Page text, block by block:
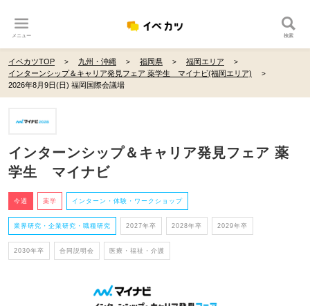
メニュー 検索
イベカツTOP 九州・沖縄 福岡県
福岡エリア
インターンシップ＆キャリア発見フェア 薬学生 マイナビ(福岡エリア)
2026年8月9日(日) 福岡国際会議場
インターンシップ＆キャリア発見フェア 薬
学生 マイナビ
今週 薬学 インターン・体験・ワークショップ
業界研究・企業研究・職種研究 2027年卒 2028年卒 2029年卒
2030年卒 合同説明会 医療・福祉・介護